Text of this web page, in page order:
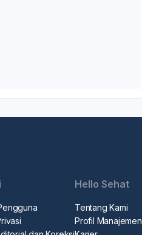
Hello Sehat
Tentang Kami
Profil Manajemen